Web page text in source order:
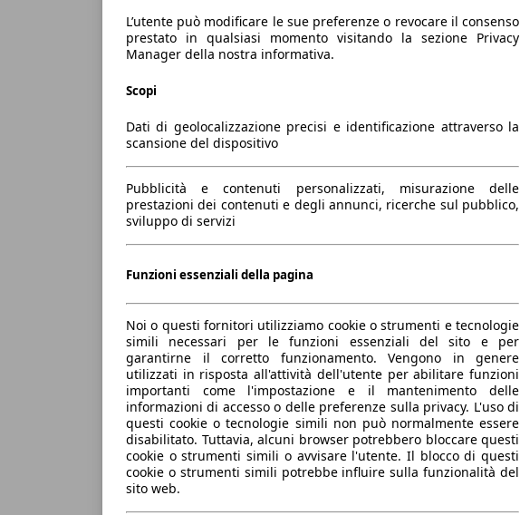
L’utente può modificare le sue preferenze o revocare il consenso
prestato in qualsiasi momento visitando la sezione Privacy
Manager della nostra informativa.
Scopi
Dati di geolocalizzazione precisi e identificazione attraverso la
scansione del dispositivo
Pubblicità e contenuti personalizzati, misurazione delle
prestazioni dei contenuti e degli annunci, ricerche sul pubblico,
sviluppo di servizi
Funzioni essenziali della pagina
Noi o questi fornitori utilizziamo cookie o strumenti e tecnologie
simili necessari per le funzioni essenziali del sito e per
garantirne il corretto funzionamento. Vengono in genere
utilizzati in risposta all'attività dell'utente per abilitare funzioni
importanti come l'impostazione e il mantenimento delle
informazioni di accesso o delle preferenze sulla privacy. L'uso di
questi cookie o tecnologie simili non può normalmente essere
disabilitato. Tuttavia, alcuni browser potrebbero bloccare questi
cookie o strumenti simili o avvisare l'utente. Il blocco di questi
cookie o strumenti simili potrebbe influire sulla funzionalità del
sito web.